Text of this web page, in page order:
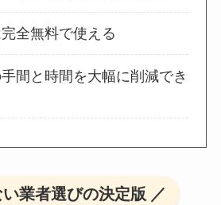
全無料で使える
間と時間を大幅に削減でき
業者選びの決定版 ／